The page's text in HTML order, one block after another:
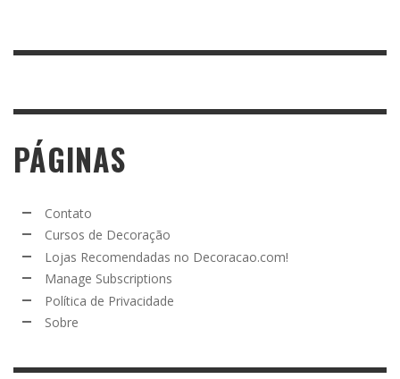
PÁGINAS
Contato
Cursos de Decoração
Lojas Recomendadas no Decoracao.com!
Manage Subscriptions
Política de Privacidade
Sobre